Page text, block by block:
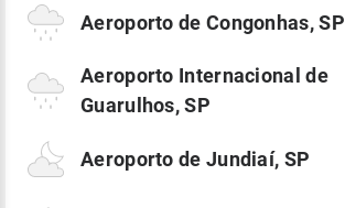
Aeroporto de Congonhas, SP
Aeroporto Internacional de
Guarulhos, SP
Aeroporto de Jundiaí, SP